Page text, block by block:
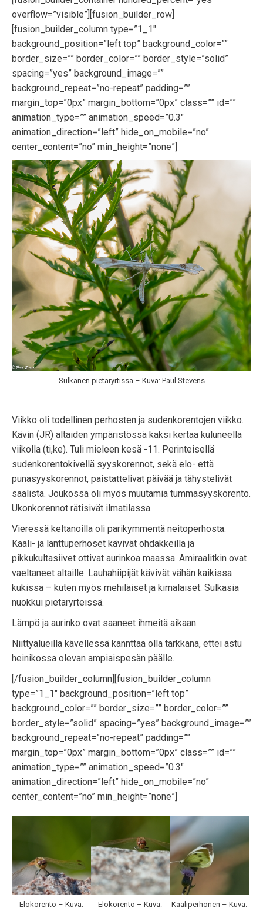
overflow=”visible”][fusion_builder_row]
[fusion_builder_column type=”1_1″
background_position=”left top” background_color=””
border_size=”” border_color=”” border_style=”solid”
spacing=”yes” background_image=””
background_repeat=”no-repeat” padding=””
margin_top=”0px” margin_bottom=”0px” class=”” id=””
animation_type=”” animation_speed=”0.3″
animation_direction=”left” hide_on_mobile=”no”
center_content=”no” min_height=”none”]
Sulkanen pietaryrtissä – Kuva: Paul Stevens
Viikko oli todellinen perhosten ja sudenkorentojen viikko.
Kävin (JR) altaiden ympäristössä kaksi kertaa kuluneella
viikolla (ti,ke). Tuli mieleen kesä -11. Perinteisellä
sudenkorentokivellä syyskorennot, sekä elo- että
punasyyskorennot, paistattelivat päivää ja tähystelivät
saalista. Joukossa oli myös muutamia tummasyyskorento.
Ukonkorennot rätisivät ilmatilassa.
Vieressä keltanoilla oli parikymmentä neitoperhosta.
Kaali- ja lanttuperhoset kävivät ohdakkeilla ja
pikkukultasiivet ottivat aurinkoa maassa. Amiraalitkin ovat
vaeltaneet altaille. Lauhahiipijät kävivät vähän kaikissa
kukissa – kuten myös mehiläiset ja kimalaiset. Sulkasia
nuokkui pietaryrteissä.
Lämpö ja aurinko ovat saaneet ihmeitä aikaan.
Niittyalueilla kävellessä kannttaa olla tarkkana, ettei astu
heinikossa olevan ampiaispesän päälle.
[/fusion_builder_column][fusion_builder_column
type=”1_1″ background_position=”left top”
background_color=”” border_size=”” border_color=””
border_style=”solid” spacing=”yes” background_image=””
background_repeat=”no-repeat” padding=””
margin_top=”0px” margin_bottom=”0px” class=”” id=””
animation_type=”” animation_speed=”0.3″
animation_direction=”left” hide_on_mobile=”no”
center_content=”no” min_height=”none”]
Elokorento – Kuva:
Elokorento – Kuva:
Kaaliperhonen – Kuva: